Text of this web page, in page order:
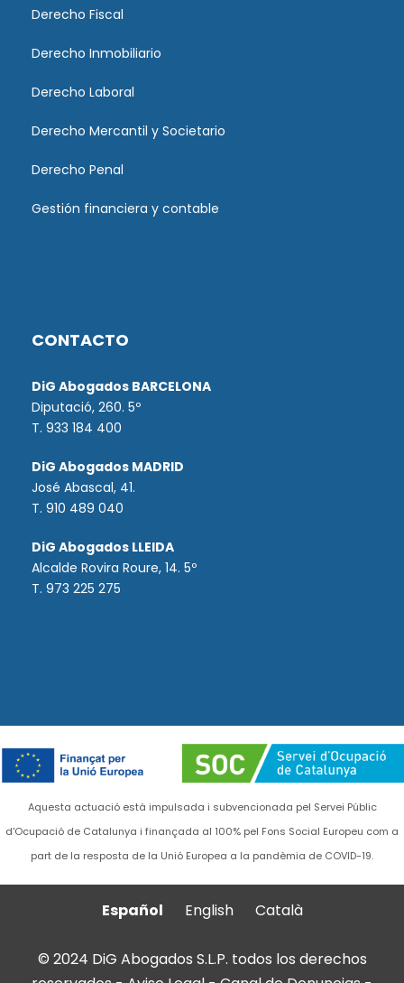
Derecho Fiscal
Derecho Inmobiliario
Derecho Laboral
Derecho Mercantil y Societario
Derecho Penal
Gestión financiera y contable
CONTACTO
DiG Abogados BARCELONA
Diputació, 260. 5º
T. 933 184 400
DiG Abogados MADRID
José Abascal, 41.
T. 910 489 040
DiG Abogados LLEIDA
Alcalde Rovira Roure, 14. 5º
T. 973 225 275
Aquesta actuació està impulsada i subvencionada pel Servei Públic
d'Ocupació de Catalunya i finançada al 100% pel Fons Social Europeu com a
part de la resposta de la Unió Europea a la pandèmia de COVID-19.
Español English Català
© 2024 DiG Abogados S.L.P. todos los derechos